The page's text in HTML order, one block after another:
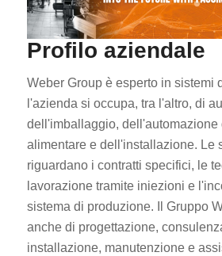
Profilo aziendale
Weber Group è esperto in sistemi
l'azienda si occupa, tra l'altro, di
dell'imballaggio, dell'automazione
alimentare e dell'installazione. Le
riguardano i contratti specifici, le
lavorazione tramite iniezioni e
sistema di produzione. Il Gruppo
anche di progettazione,
installazione, manutenzione e